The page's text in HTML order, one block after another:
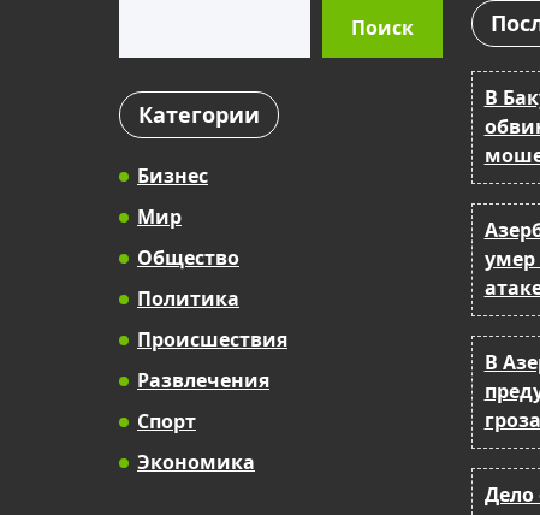
Поиск
Категории
Бизнес
Мир
Общество
Политика
Происшествия
Развлечения
Спорт
Экономика
В
умер
В
Дело